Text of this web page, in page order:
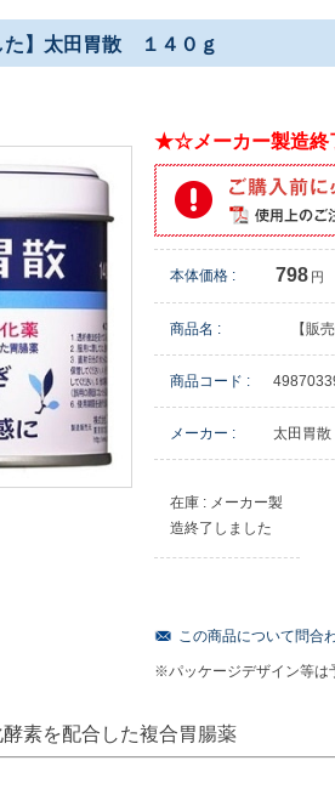
た】太田胃散 １４０ｇ
★☆メーカー製造
本体価格 : 798 円
商品名 : 【販
商品コード :
メーカー : 太田胃散
在庫 : メーカー製
造終了しました
この商品について問合
※パッケージデザイン等は
素を配合した複合胃腸薬